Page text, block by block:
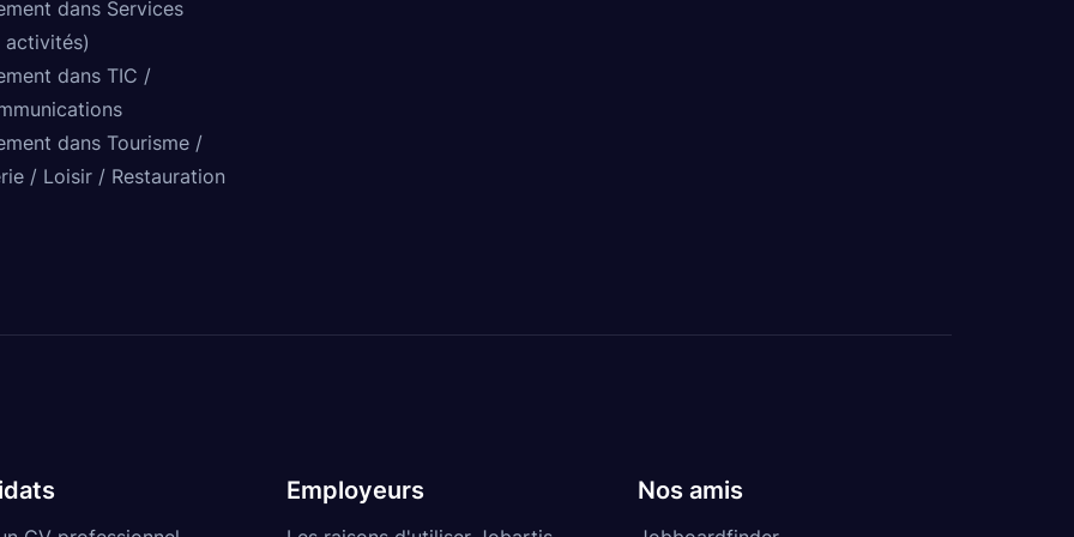
dans Services
activités)
dans TIC /
dans Tourisme /
/ Loisir / Restauration
Employeurs Nos amis